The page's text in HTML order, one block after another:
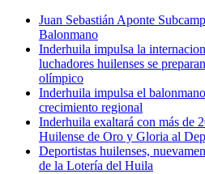
Juan Sebastián Aponte
Balonmano
Inderhuila impulsa la
luchadores huilenses se
olímpico
Inderhuila impulsa el
crecimiento regional
Inderhuila exaltará con más de
Huilense de Oro y Gloria al
Deportistas huilenses,
de la Lotería del Huila